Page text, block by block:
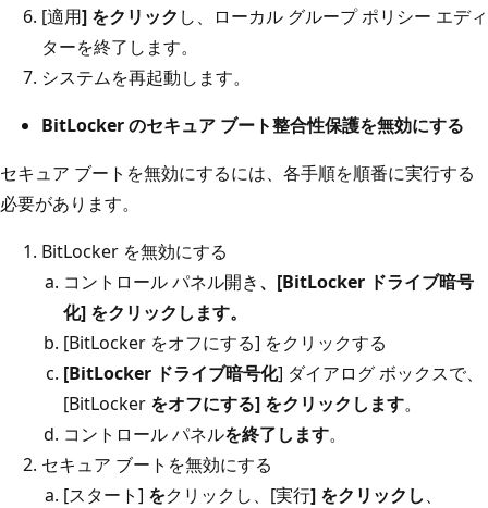
[適用] をクリック し、ローカル グループ ポリシー エディ
ターを終了します。
システムを再起動します。
BitLocker のセキュア ブート整合性保護を無効にする
セキュア ブートを無効にするには、各手順を順番に実行する
必要があります。
BitLocker を無効にする
コントロール パネル開き、[BitLocker ドライブ暗号
化] をクリックします。
[BitLocker をオフにする] をクリックする
[BitLocker ドライブ暗号化] ダイアログ ボックスで、
[BitLocker をオフにする] をクリックします。
コントロール パネルを終了します。
セキュア ブートを無効にする
[スタート] をクリックし、[実行] をクリックし、